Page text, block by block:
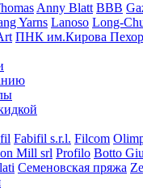
Anny Blatt BBB
Yarns Lanoso Long-
ПНК им.Кирова
Fabifil s.r.l. Filcom
Mill srl Profilo Botto
Семеновская пряжа